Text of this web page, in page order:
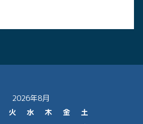
2026年8月
火 水 木 金
土